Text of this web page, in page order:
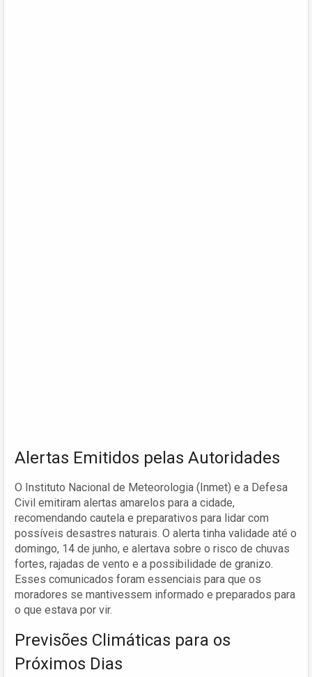
Alertas Emitidos pelas Autoridades
O Instituto Nacional de Meteorologia (Inmet) e a Defesa
Civil emitiram alertas amarelos para a cidade,
recomendando cautela e preparativos para lidar com
possíveis desastres naturais. O alerta tinha validade até o
domingo, 14 de junho, e alertava sobre o risco de chuvas
fortes, rajadas de vento e a possibilidade de granizo.
Esses comunicados foram essenciais para que os
moradores se mantivessem informado e preparados para
o que estava por vir.
Previsões Climáticas para os
Próximos Dias